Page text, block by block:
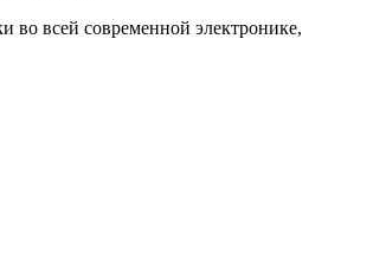
во всей современной электронике,